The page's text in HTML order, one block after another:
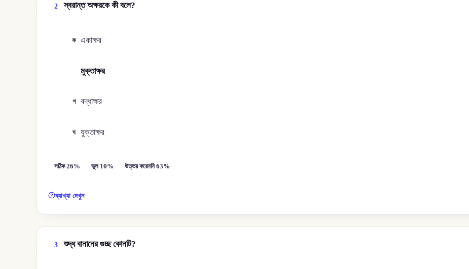
2 স্বরান্ত অক্ষরকে কী বলে?
ক একাক্ষর
মুক্তাক্ষর
গ বদ্ধাক্ষর
ঘ যুক্তাক্ষর
সঠিক 26% ভুল 10% উত্তর করেননি 63%
ব্যাখ্যা দেখুন
3 শুদ্ধ বানানের গুচ্ছ কোনটি?